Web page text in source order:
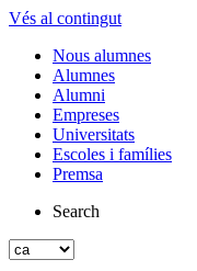
Vés al contingut
Nous alumnes
Alumnes
Alumni
Empreses
Universitats
Escoles i famílies
Premsa
Search